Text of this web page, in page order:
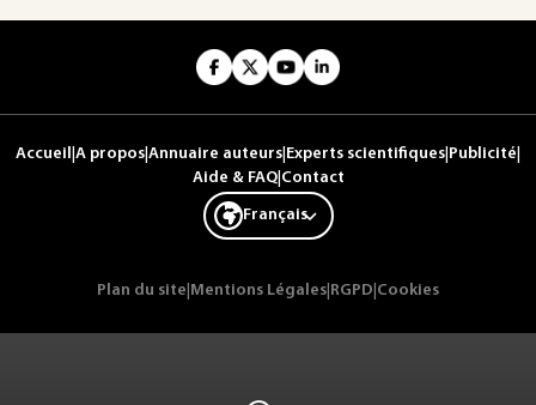
Accueil A propos Annuaire auteurs Experts scientifiques Publicité
Aide & FAQ| Contact
Français
Plan du site Mentions Légales RGPD Cookies